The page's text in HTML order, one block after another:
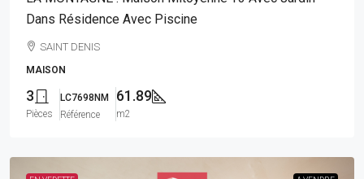
Dans Résidence Avec Piscine
SAINT DENIS
MAISON
3
Pièces
LC7698NM
Référence
61.89
m2